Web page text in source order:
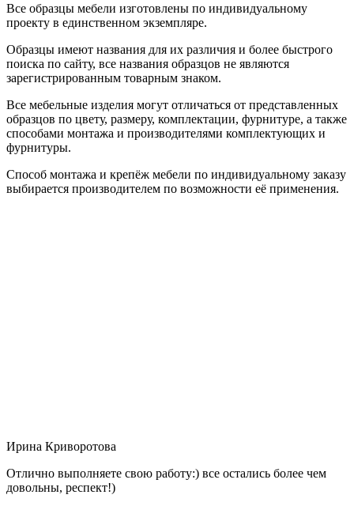
Все образцы мебели изготовлены по индивидуальному
проекту в единственном экземпляре.
Образцы имеют названия для их различия и более быстрого
поиска по сайту, все названия образцов не являются
зарегистрированным товарным знаком.
Все мебельные изделия могут отличаться от представленных
образцов по цвету, размеру, комплектации, фурнитуре, а также
способами монтажа и производителями комплектующих и
фурнитуры.
Способ монтажа и крепёж мебели по индивидуальному заказу
выбирается производителем по возможности её применения.
Ирина Криворотова
Отлично выполняете свою работу:) все остались более чем
довольны, респект!)